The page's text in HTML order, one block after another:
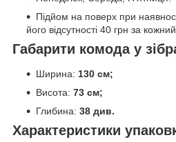
Підйом на поверх при
його відсутності 40 грн за
Габарити комода у
Ширина: 130 см;
Висота: 73 см;
Глибина: 38 див.
Характеристики